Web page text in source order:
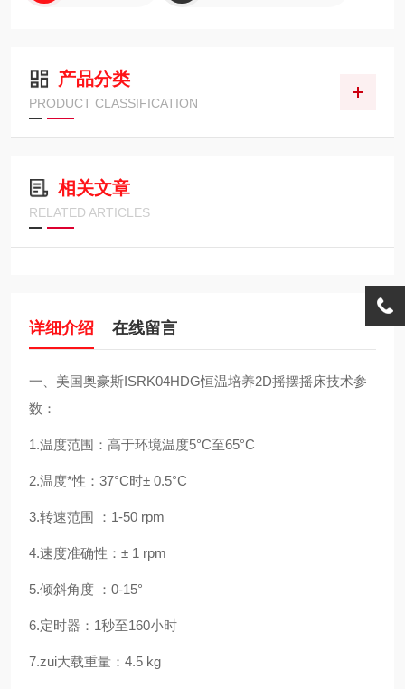
产品分类
PRODUCT CLASSIFICATION
相关文章
RELATED ARTICLES
详细介绍 在线留言
一、美国奥豪斯ISRK04HDG恒温培养2D摇摆摇床技术参
数：
1.温度范围：高于环境温度5°C至65°C
2.温度*性：37°C时± 0.5°C
3.转速范围 ：1-50 rpm
4.速度准确性：± 1 rpm
5.倾斜角度 ：0-15°
6.定时器：1秒至160小时
7.zui大载重量：4.5 kg